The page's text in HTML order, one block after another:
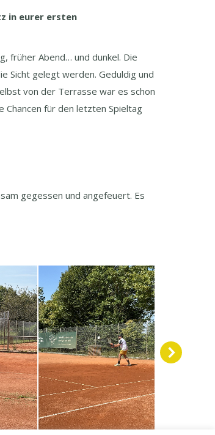
in eurer ersten
früher Abend… und dunkel. Die
Sicht gelegt werden. Geduldig und
von der Terrasse war es schon
Chancen für den letzten Spieltag
gegessen und angefeuert. Es